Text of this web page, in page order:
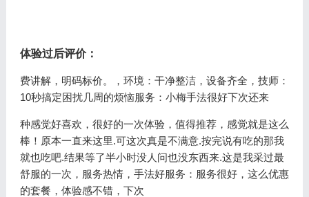
体验过后评价：
费讲解，明码标价。，环境：干净整洁，设备齐全，技师：
10秒搞定困扰几周的烦恼服务：小梅手法很好下次还来
种感觉好喜欢，很好的一次体验，值得推荐，感觉就是这么
棒！原本一直来这里.可这次真是不满意.按完说有吃的那我
就也吃吧.结果等了半小时没人问也没东西来.这是我采过最
舒服的一次，服务热情，手法好服务：服务很好，这么优惠
的套餐，体验感不错，下次